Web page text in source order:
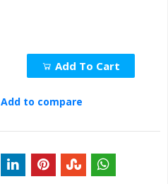
Add To Cart
Add to compare